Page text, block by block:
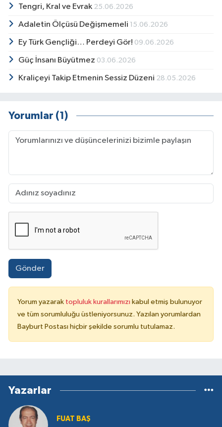
Tengri, Kral ve Evrak 25.06.2026
Adaletin Ölçüsü Değişmemeli 15.06.2026
Ey Türk Gençliği… Perdeyi Gör! 09.06.2026
Güç İnsanı Büyütmez 03.06.2026
Kraliçeyi Takip Etmenin Sessiz Düzeni 28.05.2026
Yorumlar (1)
Gönder
Yorum yazarak topluluk kurallarımızı kabul etmiş bulunuyor
ve tüm sorumluluğu üstleniyorsunuz. Yazılan yorumlardan
Bayburt Postası hiçbir şekilde sorumlu tutulamaz.
Yazarlar
FUAT BAŞ